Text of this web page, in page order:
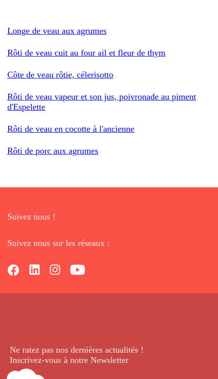
Longe de veau aux agrumes
Rôti de veau cuit au four ail et fleur de thym
Côte de veau rôtie, célerisotto
Rôti de veau vapeur et son jus, poivronade au piment
d'Espelette
Rôti de veau en cocotte à l'ancienne
Rôti de porc aux agrumes
Suivez nous !
Suivez nous sur les réseaux :
Ne ratez pas nos dernières actualités !
Inscrivez-vous à notre Newsletter.